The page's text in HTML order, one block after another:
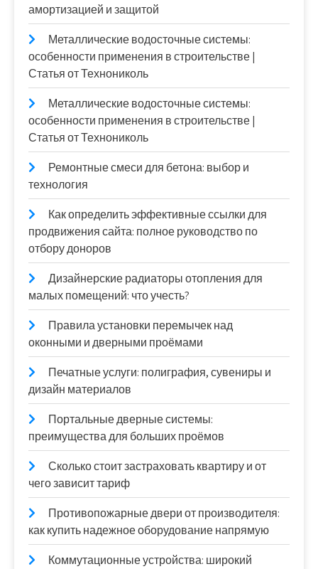
амортизацией и защитой
Металлические водосточные системы:
особенности применения в строительстве |
Статья от Технониколь
Металлические водосточные системы:
особенности применения в строительстве |
Статья от Технониколь
Ремонтные смеси для бетона: выбор и
технология
Как определить эффективные ссылки для
продвижения сайта: полное руководство по
отбору доноров
Дизайнерские радиаторы отопления для
малых помещений: что учесть?
Правила установки перемычек над
оконными и дверными проёмами
Печатные услуги: полиграфия, сувениры и
дизайн материалов
Портальные дверные системы:
преимущества для больших проёмов
Сколько стоит застраховать квартиру и от
чего зависит тариф
Противопожарные двери от производителя:
как купить надежное оборудование напрямую
Коммутационные устройства: широкий